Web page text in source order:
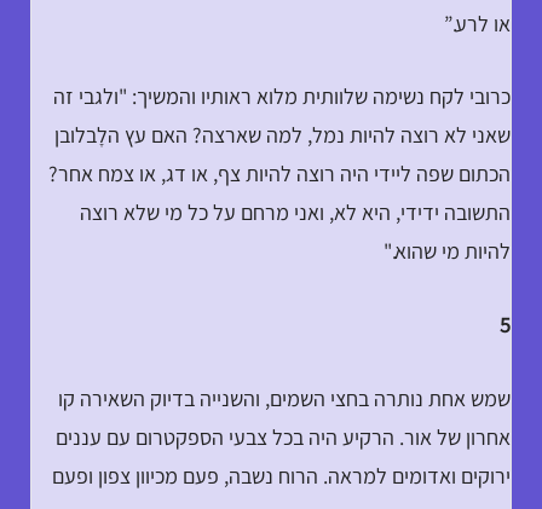
או לרע.”
כרובי לקח נשימה שלוותית מלוא ראותיו והמשיך: "ולגבי זה
שאני לא רוצה להיות נמל, למה שארצה? האם עץ הלָבלובן
הכתום שפה ליידי היה רוצה להיות צף, או דג, או צמח אחר?
התשובה ידידי, היא לא, ואני מרחם על כל מי שלא רוצה
להיות מי שהוא."
5
שמש אחת נותרה בחצי השמים, והשנייה בדיוק השאירה קו
אחרון של אור. הרקיע היה בכל צבעי הספקטרום עם עננים
ירוקים ואדומים למראה. הרוח נשבה, פעם מכיוון צפון ופעם